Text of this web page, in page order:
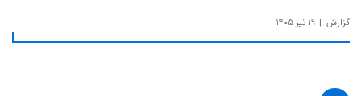
گزارش ۱۹ تیر ۱۴۰۵